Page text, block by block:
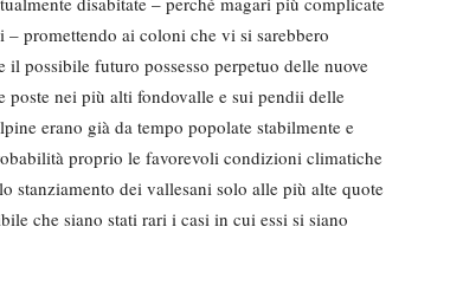
promettendo ai coloni che vi si sarebbero
possibile futuro possesso perpetuo delle nuove
poste nei più alti fondovalle e sui pendii delle
erano già da tempo popolate stabilmente e
proprio le favorevoli condizioni climatiche
stanziamento dei vallesani solo alle più alte quote
che siano stati rari i casi in cui essi si siano